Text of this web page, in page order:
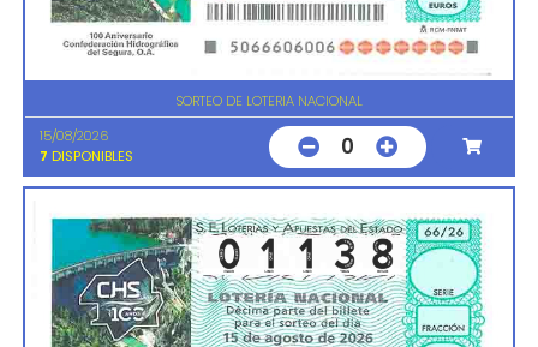
SORTEO DE LOTERIA NACIONAL
15/08/2026
7 DISPONIBLES 0